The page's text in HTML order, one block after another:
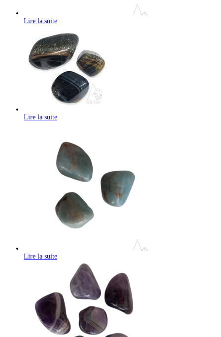
Lire la suite
Lire la suite
Lire la suite